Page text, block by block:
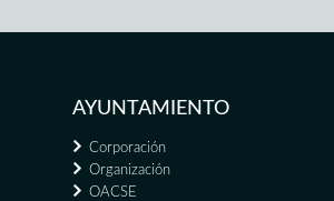
AYUNTAMIENTO
Corporación
Organización
OACSE